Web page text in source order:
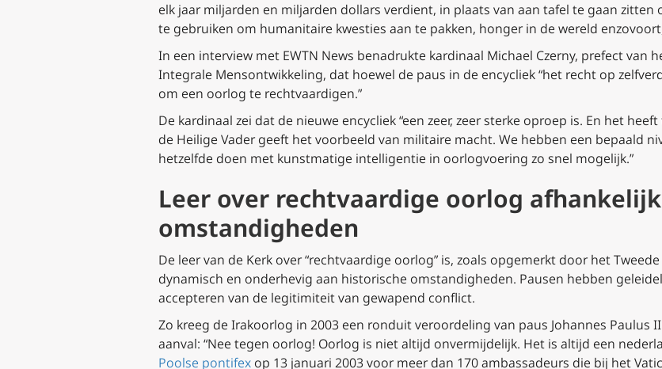
elk jaar miljarden en miljarden dollars verdient, in plaats van aan tafel te gaan
te gebruiken om humanitaire kwesties aan te pakken, honger in de wereld
In een interview met EWTN News benadrukte kardinaal Michael Czerny, prefect van
Integrale Mensontwikkeling, dat hoewel de paus in de encycliek “het recht op
om een oorlog te rechtvaardigen.”
De kardinaal zei dat de nieuwe encycliek “een zeer, zeer sterke oproep is. En het
de Heilige Vader geeft het voorbeeld van militaire macht. We hebben een bepaald
hetzelfde doen met kunstmatige intelligentie in oorlogvoering zo snel mogelijk.”
Leer over rechtvaardige oorlog
omstandigheden
De leer van de Kerk over “rechtvaardige oorlog” is, zoals opgemerkt door het
dynamisch en onderhevig aan historische omstandigheden. Pausen hebben
accepteren van de legitimiteit van gewapend conflict.
Zo kreeg de Irakoorlog in 2003 een ronduit veroordeling van paus Johannes Paulus
aanval: “Nee tegen oorlog! Oorlog is niet altijd onvermijdelijk. Het is altijd een
Poolse pontifex op 13 januari 2003 voor meer dan 170 ambassadeurs die bij het